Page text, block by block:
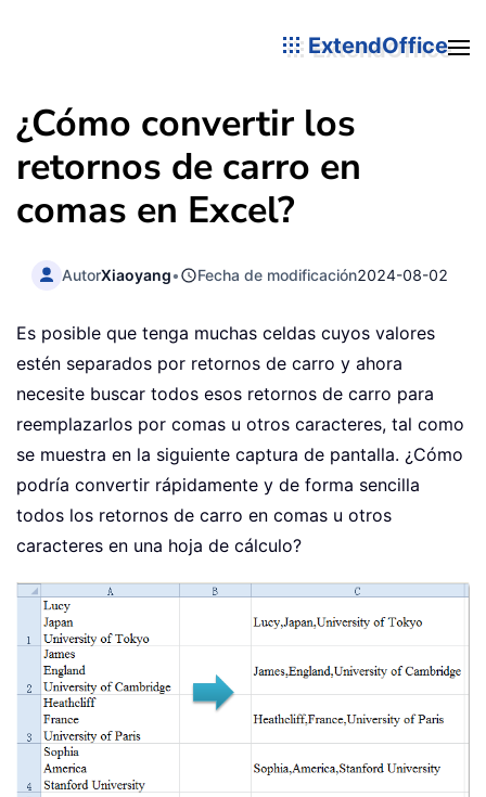
ExtendOffice
¿Cómo convertir los
retornos de carro en
comas en Excel?
AutorXiaoyang• Fecha de modificación2024-08-02
Es posible que tenga muchas celdas cuyos valores
estén separados por retornos de carro y ahora
necesite buscar todos esos retornos de carro para
reemplazarlos por comas u otros caracteres, tal como
se muestra en la siguiente captura de pantalla. ¿Cómo
podría convertir rápidamente y de forma sencilla
todos los retornos de carro en comas u otros
caracteres en una hoja de cálculo?